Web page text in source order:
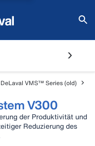
DeLaval VMS™ Series (old)
V300
der Produktivität und
Reduzierung des